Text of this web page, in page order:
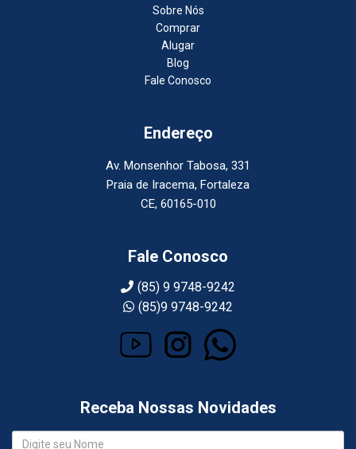
Sobre Nós
Comprar
Alugar
Blog
Fale Conosco
Endereço
Av. Monsenhor Tabosa, 331
Praia de Iracema, Fortaleza
CE, 60165-010
Fale Conosco
(85) 9 9748-9242
(85)9 9748-9242
Receba Nossas Novidades